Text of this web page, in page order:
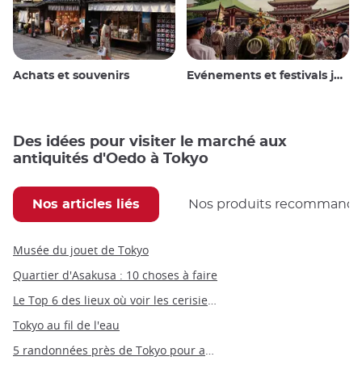
Achats et souvenirs Evénements et festivals japonais
Des idées pour visiter le marché aux
antiquités d'Oedo à Tokyo
Nos articles liés Nos produits
Musée du jouet de Tokyo
Quartier d'Asakusa : 10 choses à faire
Le Top 6 des lieux où voir les cerisiers à Tokyo
Tokyo au fil de l'eau
5 randonnées près de Tokyo pour admirer les feuilles d’automne